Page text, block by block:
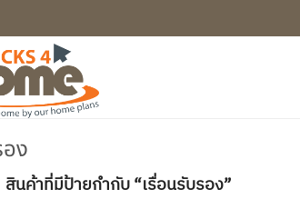
ง
สินค้าที่มีป้ายกำกับ “เรื่อนรับรอง”